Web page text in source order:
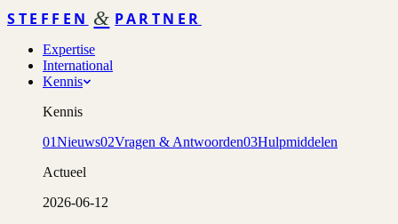
STEFFEN & PARTNER
Expertise
International
Kennis
Kennis
01Nieuws02Vragen & Antwoorden03Hulpmiddelen
Actueel
2026-06-12